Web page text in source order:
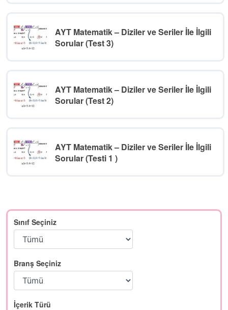
AYT Matematik – Diziler ve Seriler İle İlgili
Sorular (Test 3)
AYT Matematik – Diziler ve Seriler İle İlgili
Sorular (Test 2)
AYT Matematik – Diziler ve Seriler İle İlgili
Sorular (Testi 1 )
Sınıf Seçiniz
Branş Seçiniz
İçerik Türü